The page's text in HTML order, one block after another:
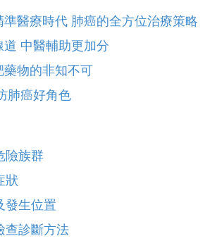
準醫療時代 肺癌的全方位治療策略
中醫輔助更加分
藥物的非知不可
肺癌好角色
險族群
狀
發生位置
查診斷方法